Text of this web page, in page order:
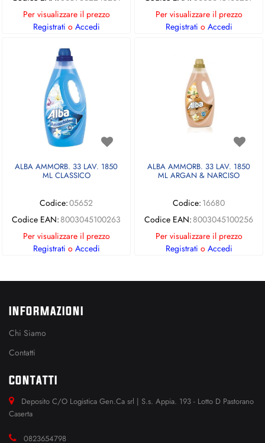
Per visualizzare il prezzo
Registrati o Accedi
Per visualizzare il prezzo
Registrati o Accedi
ALBA AMMORB. 33 LAV. 1850
ML CLASSICO
Codice:05652
Codice EAN: 8003045100263
Per visualizzare il prezzo
Registrati o Accedi
ALBA AMMORB. 33 LAV. 1850
ML ARGAN & NARCISO
Codice: 16680
Codice EAN: 8003045100256
Per visualizzare il prezzo
Registrati o Accedi
INFORMAZIONI
Chi Siamo
Contatti
CONTATTI
Deposito C/O Logistica Gen.Ca srl | S.s. Appia. 193 - Lotto D Pastorano
Caserta
0823654798